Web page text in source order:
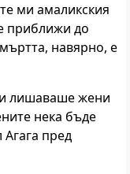
ми амаликския
приближи до
навярно, е
лишаваше жени
нека бъде
пред